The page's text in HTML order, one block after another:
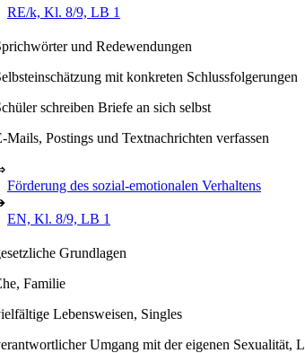
RE/k, Kl. 8/9, LB 1
und Redewendungen
mit konkreten Schlussfolgerungen
schreiben Briefe an sich selbst
Mails, Postings und Textnachrichten verfassen
Förderung des sozial-emotionalen Verhaltens
EN, Kl. 8/9, LB 1
Grundlagen
Familie
Lebensweisen, Singles
Umgang mit der eigenen Sexualität,